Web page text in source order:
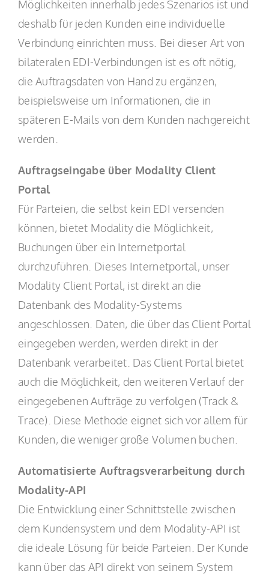
Möglichkeiten innerhalb jedes Szenarios ist und
deshalb für jeden Kunden eine individuelle
Verbindung einrichten muss. Bei dieser Art von
bilateralen EDI-Verbindungen ist es oft nötig,
die Auftragsdaten von Hand zu ergänzen,
beispielsweise um Informationen, die in
späteren E-Mails von dem Kunden nachgereicht
werden.
Auftragseingabe über Modality Client
Portal
Für Parteien, die selbst kein EDI versenden
können, bietet Modality die Möglichkeit,
Buchungen über ein Internetportal
durchzuführen. Dieses Internetportal, unser
Modality Client Portal, ist direkt an die
Datenbank des Modality-Systems
angeschlossen. Daten, die über das Client Portal
eingegeben werden, werden direkt in der
Datenbank verarbeitet. Das Client Portal bietet
auch die Möglichkeit, den weiteren Verlauf der
eingegebenen Aufträge zu verfolgen (Track &
Trace). Diese Methode eignet sich vor allem für
Kunden, die weniger große Volumen buchen.
Automatisierte Auftragsverarbeitung durch
Modality-API
Die Entwicklung einer Schnittstelle zwischen
dem Kundensystem und dem Modality-API ist
die ideale Lösung für beide Parteien. Der Kunde
kann über das API direkt von seinem System